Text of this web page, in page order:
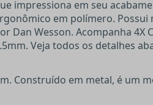
impressiona em seu
em polímero. Possui
Dan Wesson. Acompanha 4X
Veja todos os detalhes
Construído em metal, é um